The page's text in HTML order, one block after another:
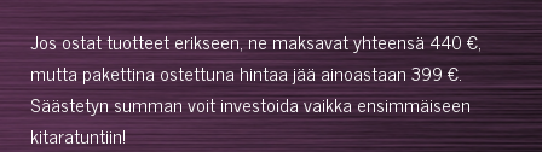
Jos ostat tuotteet erikseen, ne maksavat yhteensä 440 €,
mutta pakettina ostettuna hintaa jää ainoastaan 399 €.
Säästetyn summan voit investoida vaikka ensimmäiseen
kitaratuntiin!